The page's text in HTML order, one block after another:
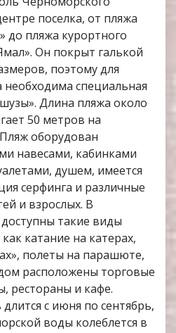
поселка, от пляжа
до пляжа курортного
Он покрыт галькой
поэтому для
специальная
Длина пляжа около
50 метров на
оборудован
навесами, кабинками
душем, имеется
серфинга и различные
и взрослых. В
доступны такие виды
катание на катерах,
полеты на парашюте,
расположены торговые
рестораны и кафе.
с июня по сентябрь,
воды колеблется в